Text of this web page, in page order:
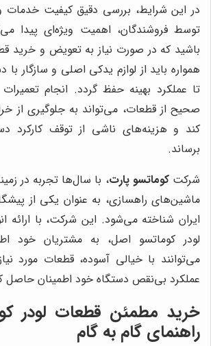
در این شرایط، بررسی دقیق کیفیت خدمات
توسط فروشندگان، اهمیت ویژه‌ای پیدا
باشید که در صورت نیاز به تعویض و خرید
همواره باید از لوازم یدکی اصلی و سازگار
تا عملکرد بهینه حفظ گردد. انجام
صحیح از قطعات، می‌تواند به جلوگیری از
کند و هزینه‌های ناشی از توقف کارکرد
برساند.
شرکتکوماتسو پارت، با سال‌ها تجربه در
ماشین‌های راهسازی، به عنوان یکی از
ایران شناخته می‌شود. این شرکت، با ارائه
لودر کوماتسو اصل، به مشتریان خود
می‌توانند با خیالی آسوده، قطعات مورد
عملکرد بی‌نقص دستگاه خود اطمینان حاصل
خرید مطمئن قطعات لودر
راهنمای گام به گام